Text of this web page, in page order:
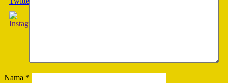
Nama *